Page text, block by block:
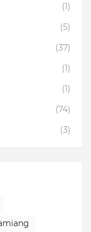
(1)
(5)
(37)
(1)
(1)
(74)
(3)